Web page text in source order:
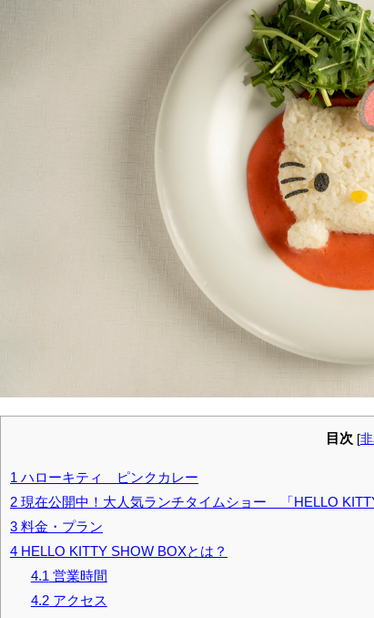
目次 [
1 ハローキティ ピンクカレー
2 現在公開中！大人気ランチタイムショー 「HELLO
3 料金・プラン
4 HELLO KITTY SHOW BOXとは？
4.1 営業時間
4.2アクセス